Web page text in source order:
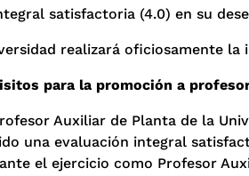
satisfactoria (4.0) en su
realizará oficiosamente
para la promoción a
Auxiliar de Planta de la
una evaluación integral
el ejercicio como Profesor